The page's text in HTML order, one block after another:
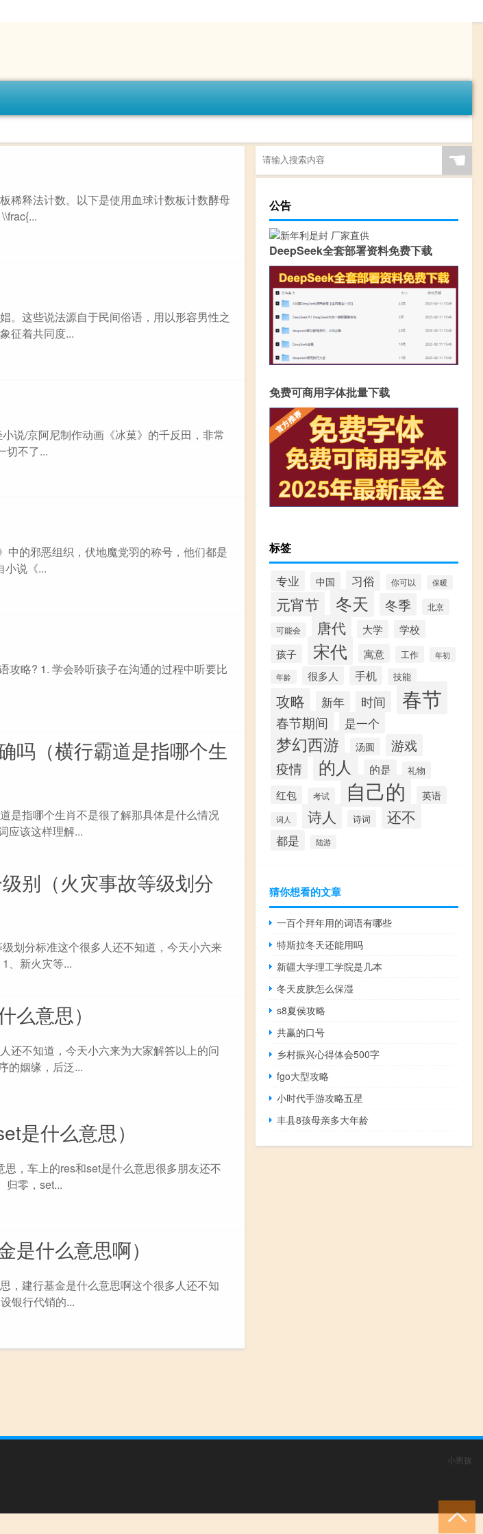
稀释法计数。以下是使用血球计数板计数酵母
。这些说法源自于民间俗语，用以形容男性之
征着共同度...
说/京阿尼制作动画《冰菓》的千反田，非常
切不了...
中的邪恶组织，伏地魔党羽的称号，他们都是
小说《...
攻略? 1. 学会聆听孩子在沟通的过程中听要比
吗（横行霸道是指哪个生
是指哪个生肖不是很了解那具体是什么情况
应该这样理解...
别（火灾事故等级划分
划分标准这个很多人还不知道，今天小六来
、新火灾等...
么意思）
还不知道，今天小六来为大家解答以上的问
的姻缘，后泛...
是什么意思）
，车上的res和set是什么意思很多朋友还不
归零，set...
是什么意思啊）
，建行基金是什么意思啊这个很多人还不知
银行代销的...
☚
公告
DeepSeek全套部署资料免费下载
免费可商用字体批量下载
标签
专业 中国 习俗 你可以 保暖
元宵节 冬天 冬季 北京
可能会 唐代 大学
学校
孩子
宋代 寓意 工作 年初
年龄 很多人 手机 技能
攻略 新年 时间 春节
春节期间 是一个
梦幻西游 汤圆 游戏
疫情 的人 的是 礼物
红包 考试 自己的 英语
词人 诗人 诗词 还不
都是 陆游
猜你想看的文章
一百个拜年用的词语有哪些
特斯拉冬天还能用吗
新疆大学理工学院是几本
冬天皮肤怎么保湿
s8夏侯攻略
共赢的口号
乡村振兴心得体会500字
fgo大型攻略
小时代手游攻略五星
丰县8孩母亲多大年龄
小男孩